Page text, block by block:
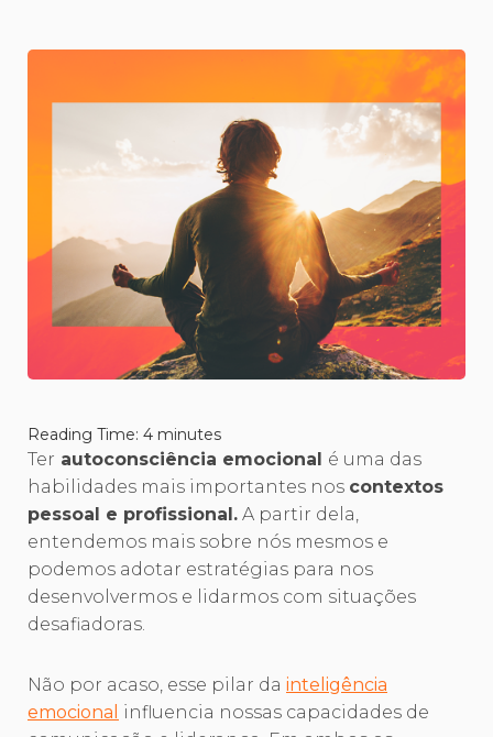
Reading Time: 4 minutes
Ter autoconsciência emocional é uma das
habilidades mais importantes nos contextos
pessoal e profissional. A partir dela,
entendemos mais sobre nós mesmos e
podemos adotar estratégias para nos
desenvolvermos e lidarmos com situações
desafiadoras.
Não por acaso, esse pilar da inteligência
emocional influencia nossas capacidades de